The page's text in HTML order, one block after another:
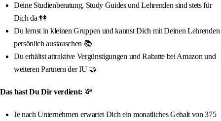
Deine Studienberatung, Study Guides und Lehrenden sind stets für
Dich da 👫
Du lernst in kleinen Gruppen und kannst Dich mit Deinen Lehrenden
persönlich austauschen 📚
Du erhältst attraktive Vergünstigungen und Rabatte bei Amazon und
weiteren Partnern der IU 🤝
Das hast Du Dir verdient: 💸
Je nach Unternehmen erwartet Dich ein monatliches Gehalt von 375